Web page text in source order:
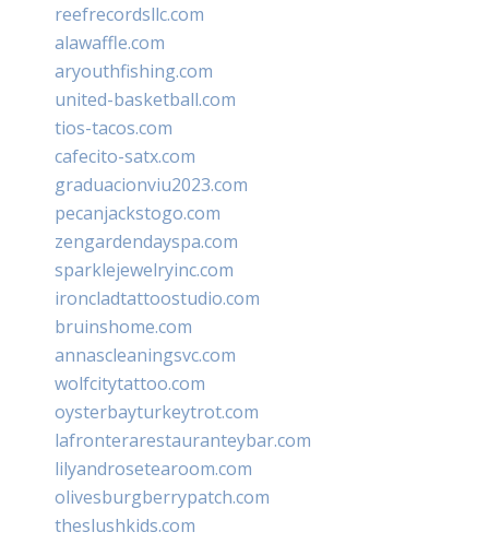
reefrecordsllc.com
alawaffle.com
aryouthfishing.com
united-basketball.com
tios-tacos.com
cafecito-satx.com
graduacionviu2023.com
pecanjackstogo.com
zengardendayspa.com
sparklejewelryinc.com
ironcladtattoostudio.com
bruinshome.com
annascleaningsvc.com
wolfcitytattoo.com
oysterbayturkeytrot.com
lafronterarestauranteybar.com
lilyandrosetearoom.com
olivesburgberrypatch.com
theslushkids.com